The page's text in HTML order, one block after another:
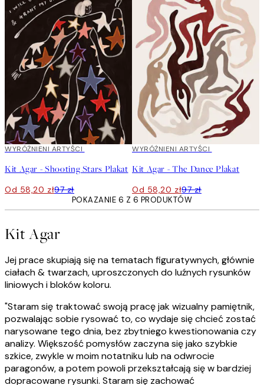
40%*
WYRÓŻNIENI ARTYŚCI
Kit Agar - Shooting Stars Plakat
Od 58,20 zł97 zł
40%*
WYRÓŻNIENI ARTYŚCI
Kit Agar - The Dance Plakat
Od 58,20 zł97 zł
POKAZANIE 6 Z 6 PRODUKTÓW
Kit Agar
Jej prace skupiają się na tematach figuratywnych, głównie
ciałach & twarzach, uproszczonych do luźnych rysunków
liniowych i bloków koloru.
"Staram się traktować swoją pracę jak wizualny pamiętnik,
pozwalając sobie rysować to, co wydaje się chcieć zostać
narysowane tego dnia, bez zbytniego kwestionowania czy
analizy. Większość pomysłów zaczyna się jako szybkie
szkice, zwykle w moim notatniku lub na odwrocie
paragonów, a potem powoli przekształcają się w bardziej
dopracowane rysunki. Staram się zachować